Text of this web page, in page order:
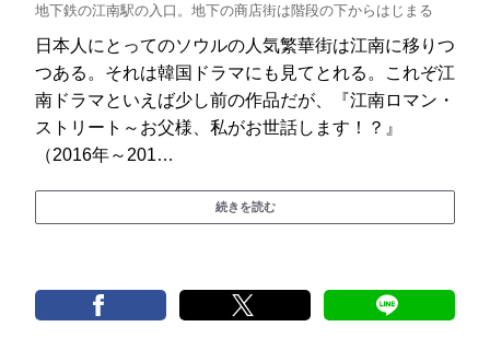
地下鉄の江南駅の入口。地下の商店街は階段の下からはじまる
日本人にとってのソウルの人気繁華街は江南に移りつ
つある。それは韓国ドラマにも見てとれる。これぞ江
南ドラマといえば少し前の作品だが、『江南ロマン・
ストリート～お父様、私がお世話します！？』
（2016年～201…
続きを読む